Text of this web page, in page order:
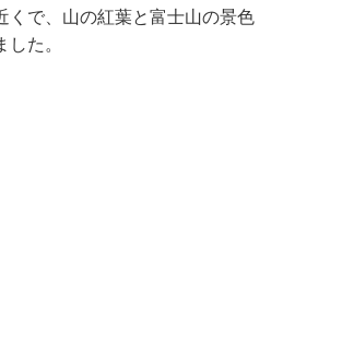
くで、山の紅葉と富士山の景色
た。